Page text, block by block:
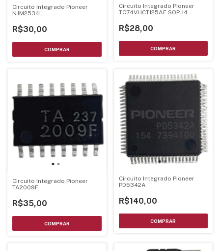
Circuito Integrado Pioneer
NJM2534L
R$30,00
Circuito Integrado Pioneer
TC74VHCT125AF SOP-14
R$28,00
Circuito Integrado Pioneer
TA2009F
R$35,00
Circuito Integrado Pioneer
PD5342A
R$140,00